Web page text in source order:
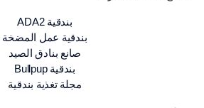
بندقية ADA2
بندقية عمل المضخة
صانع بنادق الصيد
بندقية Bullpup
مجلة تغذية بندقية